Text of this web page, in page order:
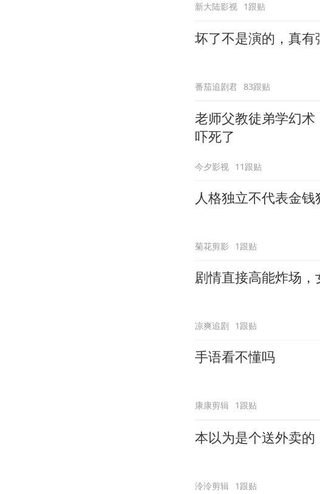
新大陆影视 1跟贴
坏了不是演的，真有
番茄追剧君 83跟贴
老师父教徒弟学幻
吓死了
今夕影视 11跟贴
人格独立不代表金钱
菊花剪影 1跟贴
剧情直接高能炸场
凉爽追剧 1跟贴
手语看不懂吗
康康剪辑 1跟贴
本以为是个送外卖
泠泠剪辑 1跟贴